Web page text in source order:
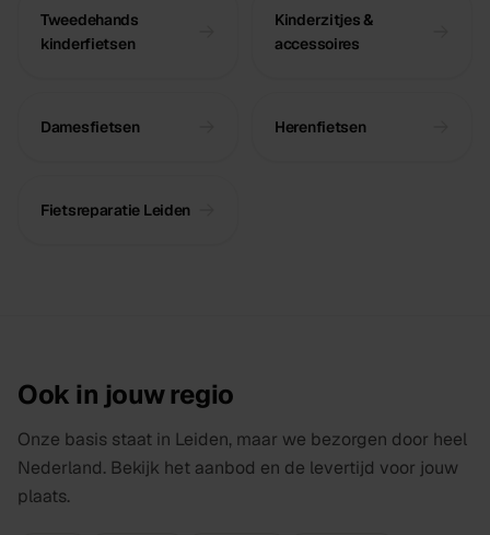
Tweedehands
kinderfietsen
Kinderzitjes &
accessoires
Damesfietsen Herenfietsen
Fietsreparatie Leiden
Ook in jouw regio
Onze basis staat in Leiden, maar we bezorgen door heel
Nederland. Bekijk het aanbod en de levertijd voor jouw
plaats.